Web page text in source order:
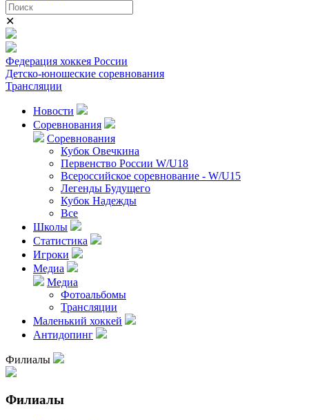
✕
Федерация хоккея России
Детско-юношеские соревнования
Трансляции
Новости
Соревнования
Соревнования
Кубок Овечкина
Первенство России W/U18
Всероссийское соревнование - W/U15
Легенды Будущего
Кубок Надежды
Все
Школы
Статистика
Игроки
Медиа
Медиа
Фотоальбомы
Трансляции
Маленький хоккей
Антидопинг
Филиалы
Филиалы